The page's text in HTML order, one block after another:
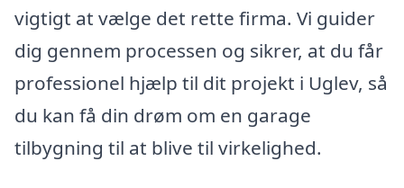
vigtigt at vælge det rette firma. Vi guider
dig gennem processen og sikrer, at du får
professionel hjælp til dit projekt i Uglev, så
du kan få din drøm om en garage
tilbygning til at blive til virkelighed.